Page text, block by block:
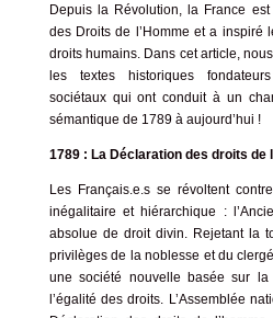
Depuis la Révolution, la France
des Droits de l’Homme et a inspiré
droits humains. Dans cet article,
les textes historiques
sociétaux qui ont conduit à un
sémantique de 1789 à aujourd’hui !
1789 : La Déclaration des droits de
Les Français.e.s se révoltent
inégalitaire et hiérarchique :
absolue de droit divin. Rejetant la
privilèges de la noblesse et du
une société nouvelle basée sur
l’égalité des droits. L’Assemblée